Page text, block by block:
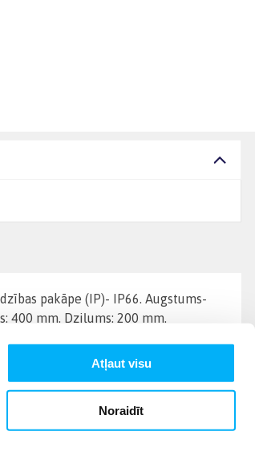
Atļaut visu
Noraidīt
pakāpe (IP)- IP66. Augstums-
400 mm. Dziļums: 200 mm.